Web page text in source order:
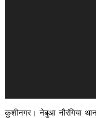
कुशीनगर। नेबुआ नौरंगिया